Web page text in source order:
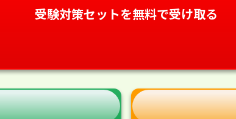
受験対策セットを無料で受け取る